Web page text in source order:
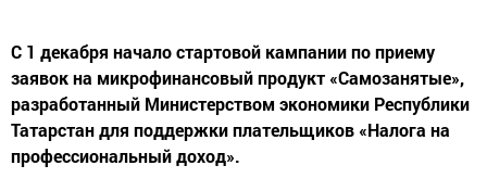
С 1 декабря начало стартовой кампании по приему
заявок на микрофинансовый продукт «Самозанятые»,
разработанный Министерством экономики Республики
Татарстан для поддержки плательщиков «Налога на
профессиональный доход».